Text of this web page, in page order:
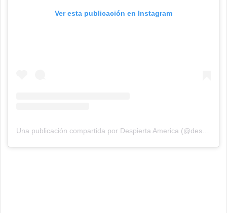
Ver esta publicación en Instagram